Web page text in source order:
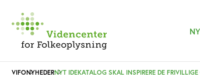
VIFONYHEDERNYT IDEKATALOG SKAL INSPIRERE DE